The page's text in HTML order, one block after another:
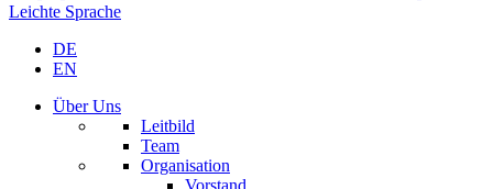
Leichte Sprache
DE
EN
Über Uns
Leitbild
Team
Organisation
Vorstand